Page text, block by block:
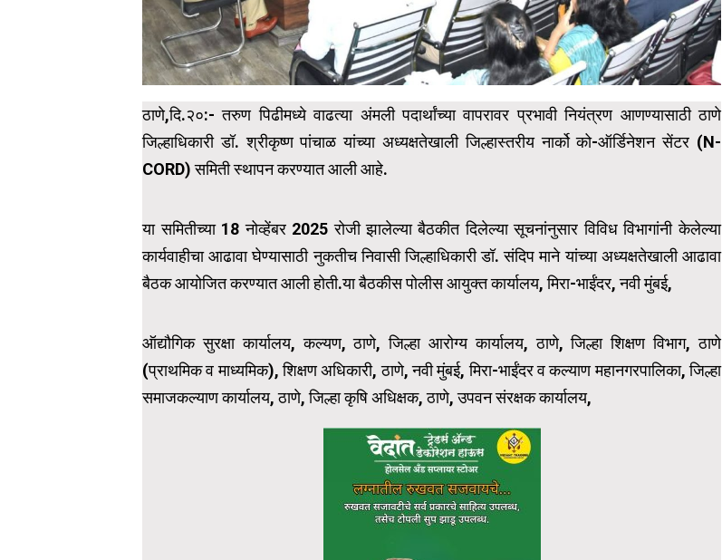
ठाणे,दि.२०:- तरुण पिढीमध्ये वाढत्या अंमली पदार्थांच्या वापरावर प्रभावी नियंत्रण आणण्यासाठी ठाणे
जिल्हाधिकारी डॉ. श्रीकृष्ण पांचाळ यांच्या अध्यक्षतेखाली जिल्हास्तरीय नार्को को-ऑर्डिनेशन सेंटर (N-
CORD) समिती स्थापन करण्यात आली आहे.
या समितीच्या 18 नोव्हेंबर 2025 रोजी झालेल्या बैठकीत दिलेल्या सूचनांनुसार विविध विभागांनी केलेल्या
कार्यवाहीचा आढावा घेण्यासाठी नुकतीच निवासी जिल्हाधिकारी डॉ. संदिप माने यांच्या अध्यक्षतेखाली आढावा
बैठक आयोजित करण्यात आली होती.या बैठकीस पोलीस आयुक्त कार्यालय, मिरा-भाईंदर, नवी मुंबई,
ऑद्यौगिक सुरक्षा कार्यालय, कल्यण, ठाणे, जिल्हा आरोग्य कार्यालय, ठाणे, जिल्हा शिक्षण विभाग, ठाणे
(प्राथमिक व माध्यमिक), शिक्षण अधिकारी, ठाणे, नवी मुंबई, मिरा-भाईंदर व कल्याण महानगरपालिका, जिल्हा
समाजकल्याण कार्यालय, ठाणे, जिल्हा कृषि अधिक्षक, ठाणे, उपवन संरक्षक कार्यालय,